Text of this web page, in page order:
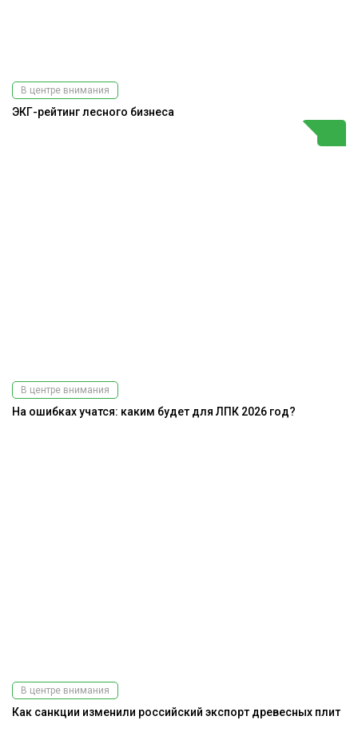
В центре внимания
ЭКГ-рейтинг лесного бизнеса
В центре внимания
На ошибках учатся: каким будет для ЛПК 2026 год?
В центре внимания
Как санкции изменили российский экспорт древесных плит